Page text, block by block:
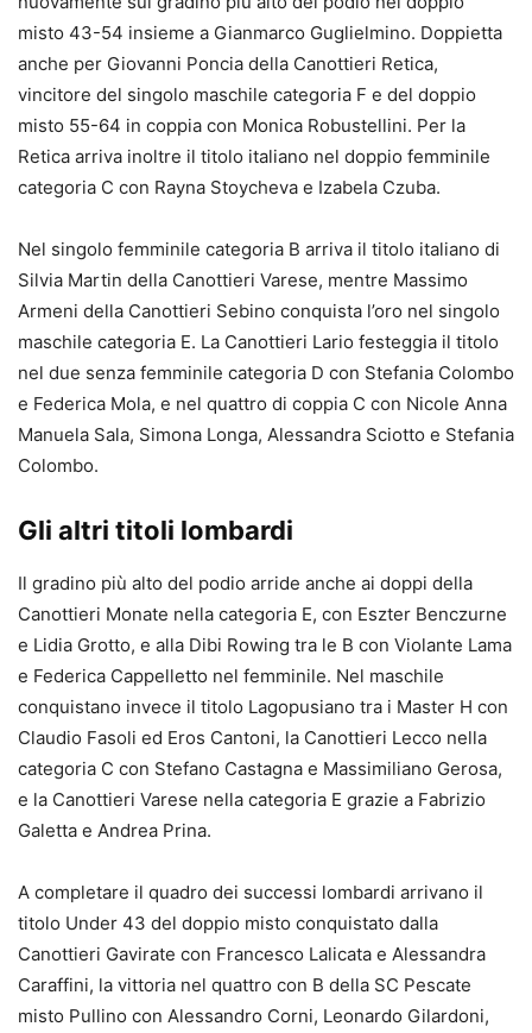
misto 43-54 insieme a Gianmarco Guglielmino. Doppietta
anche per Giovanni Poncia della Canottieri Retica,
vincitore del singolo maschile categoria F e del doppio
misto 55-64 in coppia con Monica Robustellini. Per la
Retica arriva inoltre il titolo italiano nel doppio femminile
categoria C con Rayna Stoycheva e Izabela Czuba.
Nel singolo femminile categoria B arriva il titolo italiano di
Silvia Martin della Canottieri Varese, mentre Massimo
Armeni della Canottieri Sebino conquista l’oro nel singolo
maschile categoria E. La Canottieri Lario festeggia il titolo
nel due senza femminile categoria D con Stefania Colombo
e Federica Mola, e nel quattro di coppia C con Nicole Anna
Manuela Sala, Simona Longa, Alessandra Sciotto e Stefania
Colombo.
Gli altri titoli lombardi
Il gradino più alto del podio arride anche ai doppi della
Canottieri Monate nella categoria E, con Eszter Benczurne
e Lidia Grotto, e alla Dibi Rowing tra le B con Violante Lama
e Federica Cappelletto nel femminile. Nel maschile
conquistano invece il titolo Lagopusiano tra i Master H con
Claudio Fasoli ed Eros Cantoni, la Canottieri Lecco nella
categoria C con Stefano Castagna e Massimiliano Gerosa,
e la Canottieri Varese nella categoria E grazie a Fabrizio
Galetta e Andrea Prina.
A completare il quadro dei successi lombardi arrivano il
titolo Under 43 del doppio misto conquistato dalla
Canottieri Gavirate con Francesco Lalicata e Alessandra
Caraffini, la vittoria nel quattro con B della SC Pescate
misto Pullino con Alessandro Corni, Leonardo Gilardoni,